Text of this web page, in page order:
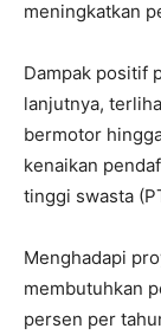
meningkatkan
Dampak positif
lanjutnya,
bermotor
kenaikan
tinggi swasta
Menghadapi
membutuhkan
persen per